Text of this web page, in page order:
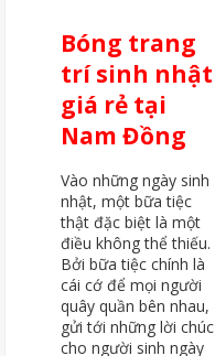
Bóng trang
trí sinh nhật
giá rẻ tại
Nam Đồng
Vào những ngày sinh
nhật, một bữa tiệc
thật đặc biệt là một
điều không thể thiếu.
Bởi bữa tiệc chính là
cái cớ để mọi người
quây quần bên nhau,
gửi tới những lời chúc
cho người sinh ngày